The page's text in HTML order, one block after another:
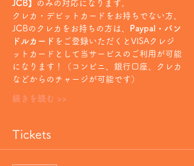
JCB】
のみの対応になります。
クレカ・デビットカードをお持ちでない方、
JCBのクレカをお持ちの方は、 Paypal・バン
ドルカード をご登録いただくとVISAクレジ
ットカードとして当サービスのご利用が可能
になります！（コンビニ、銀行口座、クレカ
などからのチャージが可能です）
続きを読む >>
Tickets